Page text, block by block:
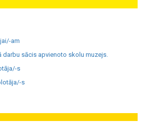
am
darbu sācis apvienoto skolu muzejs.
s
s